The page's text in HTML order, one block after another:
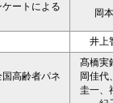
ートによる
岡
井上
高齢者パネ
髙橋実
岡佳代
圭一、